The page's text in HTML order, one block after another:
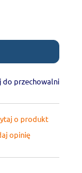
do przechowalni
o produkt
opinię